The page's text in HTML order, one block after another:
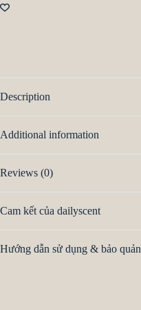
Description
Additional information
Reviews (0)
Cam kết của dailyscent
Hướng dẫn sử dụng & bảo